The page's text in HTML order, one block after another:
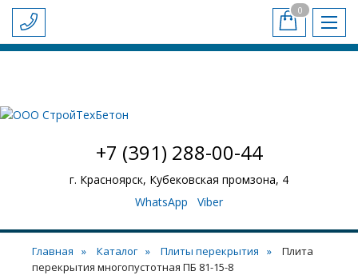
БЕТОН И РАСТВОР ПЛИТЫ ПЕРЕКРЫТИЯ
НАШ АВТОПАРК
+7 (391) 288-00-44
г. Красноярск, Кубековская промзона, 4
WhatsApp
Viber
0
Главная Каталог Плиты перекрытия
Плита
перекрытия многопустотная ПБ 81-15-8